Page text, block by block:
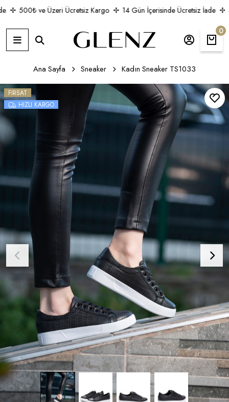
500₺ ve Üzeri Ücretsiz Kargo 14 Gün İçerisinde Ücretsiz İade
0
Ana Sayfa Sneaker Kadın Sneaker TS1033
FIRSAT
HIZLI KARGO